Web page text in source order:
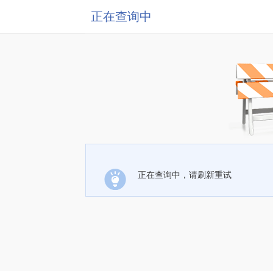
正在查询中
正在查询中，请刷新重试